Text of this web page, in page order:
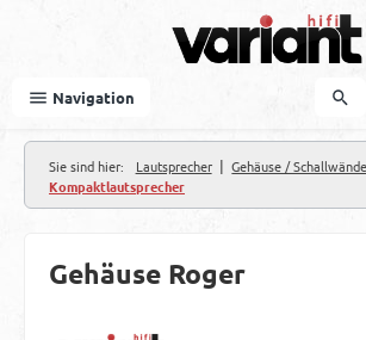
Navigation
Sie sind hier: Lautsprecher | Gehäuse / Schallwände
Kompaktlautsprecher
Gehäuse Roger